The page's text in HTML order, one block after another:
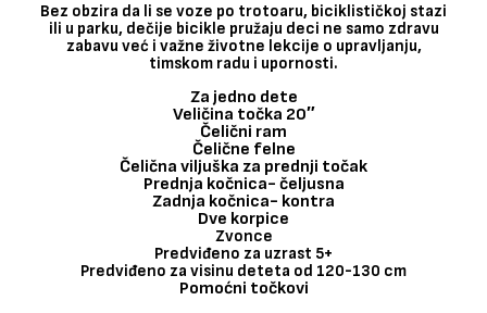
Bez obzira da li se voze po trotoaru, biciklističkoj stazi
ili u parku, dečije bicikle pružaju deci ne samo zdravu
zabavu već i važne životne lekcije o upravljanju,
timskom radu i upornosti.
Za jedno dete
Veličina točka 20″
Čelični ram
Čelične felne
Čelična viljuška za prednji točak
Prednja kočnica- čeljusna
Zadnja kočnica- kontra
Dve korpice
Zvonce
Predviđeno za uzrast 5+
Predviđeno za visinu deteta od 120-130 cm
Pomoćni točkovi